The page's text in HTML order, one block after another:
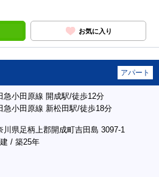
お気に入り
アパート
急小田原線 開成駅/徒歩12分
急小田原線 新松田駅/徒歩18分
川県足柄上郡開成町吉田島 3097-1
/ 築25年